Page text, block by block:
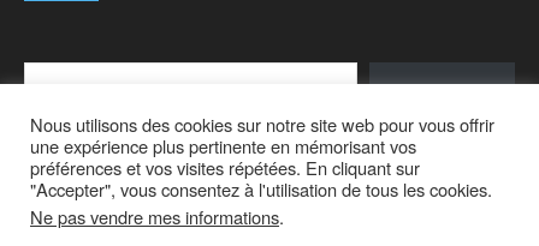
Type your email…
S'abonner
Accueil Actualités Vivre à Singapour
Nous utilisons des cookies sur notre site web pour vous offrir
une expérience plus pertinente en mémorisant vos
préférences et vos visites répétées. En cliquant sur
"Accepter", vous consentez à l'utilisation de tous les cookies.
Ne pas vendre mes informations.